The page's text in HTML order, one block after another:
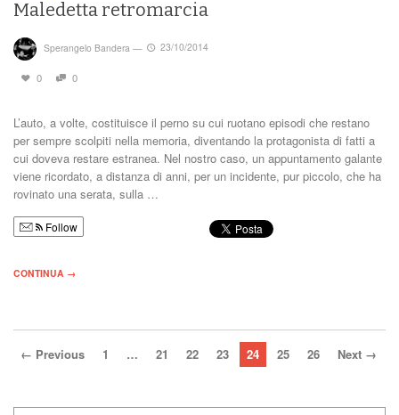
Maledetta retromarcia
Sperangelo Bandera — 23/10/2014
0 0
L’auto, a volte, costituisce il perno su cui ruotano episodi che restano
per sempre scolpiti nella memoria, diventando la protagonista di fatti a
cui doveva restare estranea. Nel nostro caso, un appuntamento galante
viene ricordato, a distanza di anni, per un incidente, pur piccolo, che ha
rovinato una serata, sulla …
Follow
CONTINUA →
← Previous 1 … 21 22 23 24 25 26 Next →